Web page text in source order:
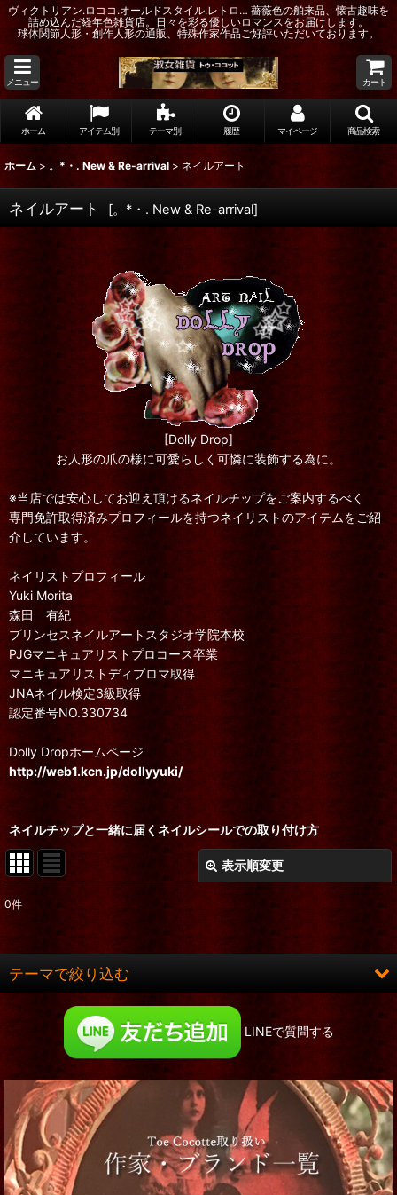
ヴィクトリアン.ロココ.オールドスタイル.レトロ… 薔薇色の舶来品、懐古趣味を
詰め込んだ経年色雑貨店。日々を彩る優しいロマンスをお届けします。
球体関節人形・創作人形の通販、特殊作家作品ご好評いただいております。
メニュー カート
ホーム アイテム別 テーマ別 履歴 マイページ 商品検索
ホーム > 。*・. New & Re-arrival > ネイルアート
ネイルアート [。*・. New & Re-arrival]
[Dolly Drop]
お人形の爪の様に可愛らしく可憐に装飾する為に。
※当店では安心してお迎え頂けるネイルチップをご案内するべく
専門免許取得済みプロフィールを持つネイリストのアイテムをご紹
介しています。
ネイリストプロフィール
Yuki Morita
森田 有紀
プリンセスネイルアートスタジオ学院本校
PJGマニキュアリストプロコース卒業
マニキュアリストディプロマ取得
JNAネイル検定3級取得
認定番号NO.330734
Dolly Dropホームページ
http://web1.kcn.jp/dollyyuki/
ネイルチップと一緒に届くネイルシールでの取り付け方
表示順変更
在庫あり
並び順:
絞り込む
0件
テーマで絞り込む
ロング&ヒット
コルセット
靴
服飾小物
LINEで質問する